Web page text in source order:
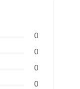
0
0
0
0